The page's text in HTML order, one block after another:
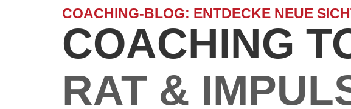
COACHING-BLOG: ENTDECKE NEUE
COACHING
RAT &